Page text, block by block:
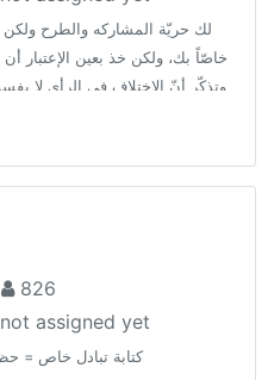
لك حريّة المشاركه والطرح ولكن
خاصّاً بك، ولكن خذ بعين الإعتبار
وتذكّر أنّ الاختلاف في الرأي لا
826
assigned yet
كتابة تبادل خاص =